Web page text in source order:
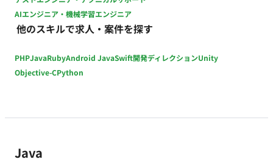
AIエンジニア・機械学習エンジニア
他のスキルで求人・案件を探す
PHPJavaRubyAndroid JavaSwift開発ディレクションUnity
Objective-CPython
Java